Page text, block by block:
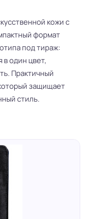
кожи с
формат
под тираж:
в один цвет,
Практичный
защищает
стиль.